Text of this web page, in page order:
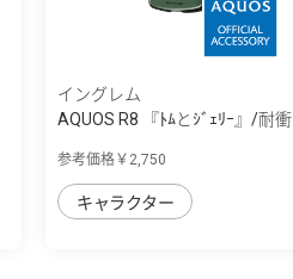
イングレム
AQUOS R8 『ﾄﾑとｼﾞｪﾘｰ』/耐衝
参考価格￥2,750
キャラクター